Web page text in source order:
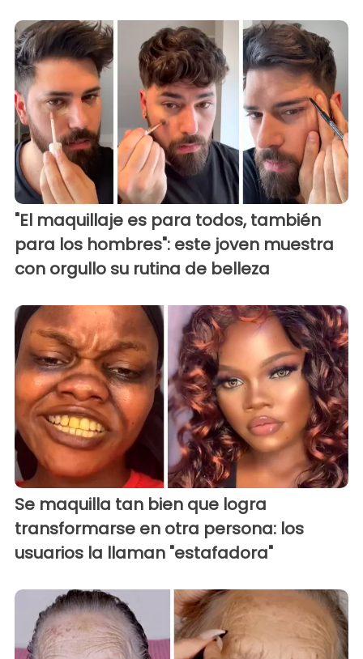
"El maquillaje es para todos, también
para los hombres": este joven muestra
con orgullo su rutina de belleza
Se maquilla tan bien que logra
transformarse en otra persona: los
usuarios la llaman "estafadora"